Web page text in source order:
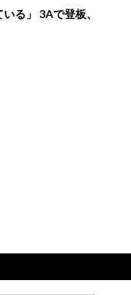
る」 3Aで登板、